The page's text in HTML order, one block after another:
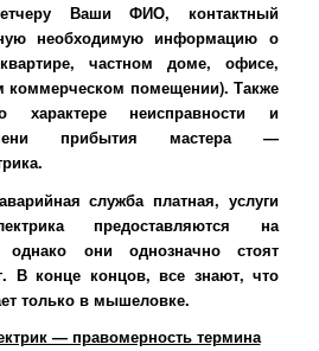
Ваши ФИО, контактный
необходимую информацию о
частном доме, офисе,
коммерческом помещении). Также
неисправности и
прибытия мастера —
служба платная, услуги
предоставляются на
однако они однозначно стоят
В конце концов, все знают, что
только в мышеловке.
— правомерность термина